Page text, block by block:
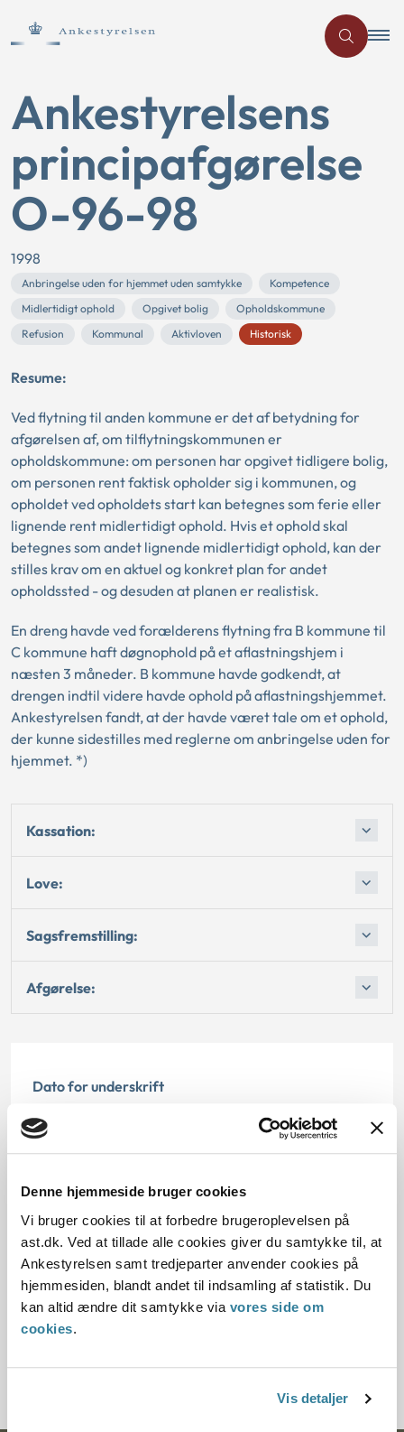
Denne hjemmeside bruger cookies
Vi bruger cookies til at forbedre brugeroplevelsen på
ast.dk. Ved at tillade alle cookies giver du samtykke til, at
Ankestyrelsen samt tredjeparter anvender cookies på
hjemmesiden, blandt andet til indsamling af statistik. Du
kan altid ændre dit samtykke via vores side om
cookies.
Vis detaljer
Ankestyrelsens
principafgørelse
O-96-98
1998
Anbringelse uden for hjemmet uden samtykke
Kompetence
Midlertidigt ophold
Opgivet bolig
Opholdskommune
Refusion
Kommunal Aktivloven Historisk
Resume:
Ved flytning til anden kommune er det af betydning for
afgørelsen af, om tilflytningskommunen er
opholdskommune: om personen har opgivet tidligere bolig,
om personen rent faktisk opholder sig i kommunen, og
opholdet ved opholdets start kan betegnes som ferie eller
lignende rent midlertidigt ophold. Hvis et ophold skal
betegnes som andet lignende midlertidigt ophold, kan der
stilles krav om en aktuel og konkret plan for andet
opholdssted - og desuden at planen er realistisk.
En dreng havde ved forælderens flytning fra B kommune til
C kommune haft døgnophold på et aflastningshjem i
næsten 3 måneder. B kommune havde godkendt, at
drengen indtil videre havde ophold på aflastningshjemmet.
Ankestyrelsen fandt, at der havde været tale om et ophold,
der kunne sidestilles med reglerne om anbringelse uden for
hjemmet. *)
Kassation:
Love:
Sagsfremstilling:
Afgørelse:
Dato for underskrift
15.11.1998
Paragraf
§ 33 § 11 § 10
Journalnummer
200574-98